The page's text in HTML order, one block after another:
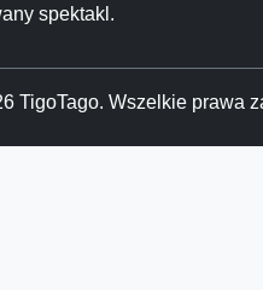
spektakl.
TigoTago. Wszelkie prawa